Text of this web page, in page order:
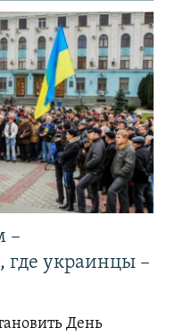
–
где украинцы –
День